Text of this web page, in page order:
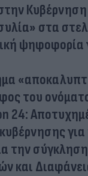
Κυβέρνηση
στα
ψηφοφορία
του
24:
την
και